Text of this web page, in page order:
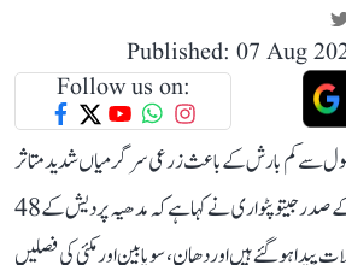
Published: 07 Aug
Follow us on:
سے کم بارش کے باعث زرعی سرگرمیاں شدید متاثر
ہو رہی ہیں۔ ریاستی کانگریس کے صدر جیتو پٹواری نے کہا ہے کہ مدھیہ پردیش کے 48
ہو گئے ہیں اور دھان، سویابین اور مکئی کی فصلیں